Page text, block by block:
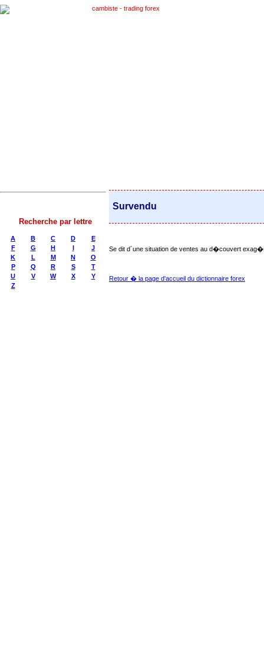
Survendu
Se dit d´une situation de ventes au d�couvert
Retour � la page d'accueil du dictionnaire forex
Recherche par lettre
A B C D
E
F
G H I
J
K
L M N
O
P
Q R S
T
U
V W X
Y
Z